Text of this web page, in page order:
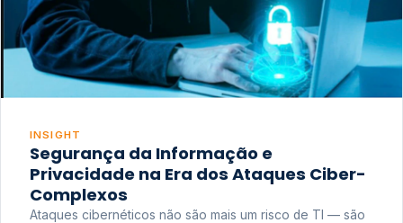
INSIGHT
Segurança da Informação e
Privacidade na Era dos Ataques Ciber-
Complexos
Ataques cibernéticos não são mais um risco de TI — são